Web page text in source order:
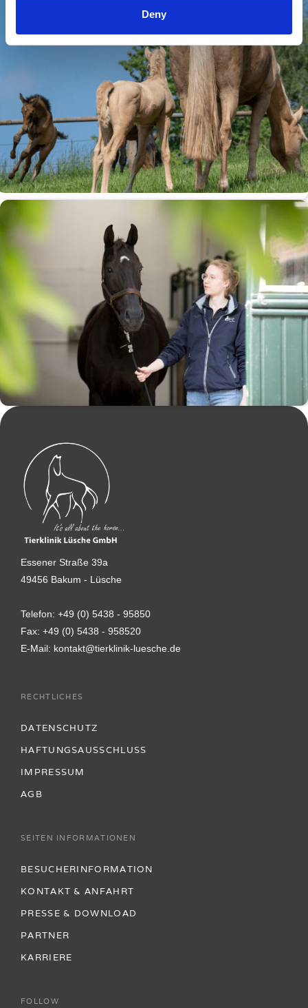
Deny
Essener Straße 39a
49456 Bakum - Lüsche
Telefon: +49 (0) 5438 - 95850
Fax: +49 (0) 5438 - 958520
E-Mail: kontakt@tierklinik-luesche.de
RECHTLICHES
DATENSCHUTZ
HAFTUNGSAUSSCHLUSS
IMPRESSUM
AGB
SEITEN INFORMATIONEN
BESUCHERINFORMATION
KONTAKT & ANFAHRT
PRESSE & DOWNLOAD
PARTNER
KARRIERE
FOLLOW